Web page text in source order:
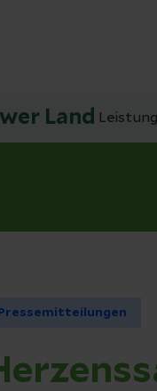
Land
Pressemitteilungen